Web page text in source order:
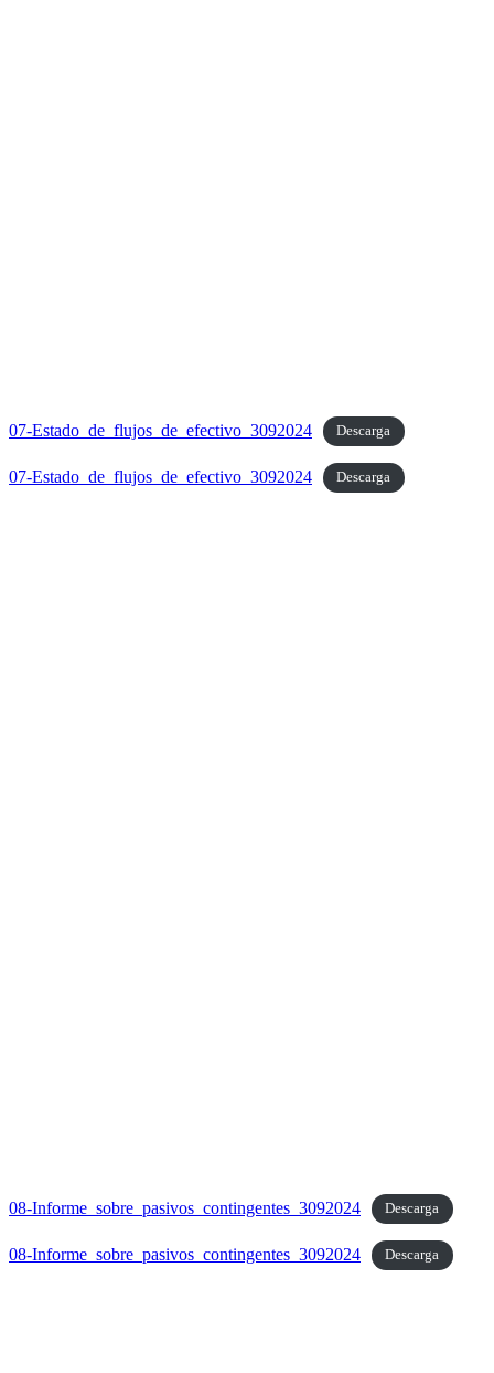
07-Estado_de_flujos_de_efectivo_3092024 Descarga
07-Estado_de_flujos_de_efectivo_3092024 Descarga
08-Informe_sobre_pasivos_contingentes_3092024 Descarga
08-Informe_sobre_pasivos_contingentes_3092024 Descarga